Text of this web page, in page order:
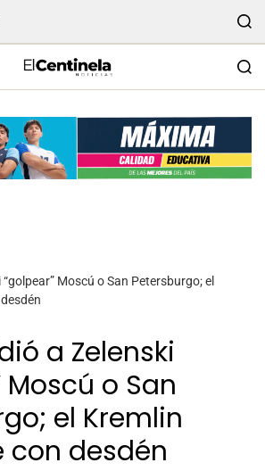
Moscú o San Petersburgo; el
a Zelenski
Moscú o San
el Kremlin
con desdén